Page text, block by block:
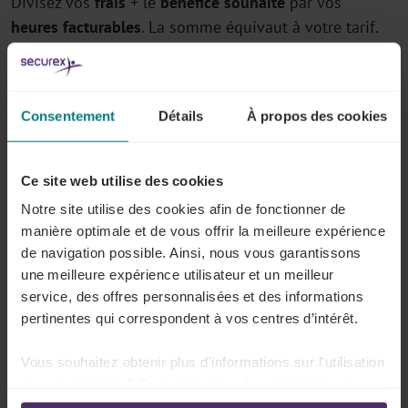
Consentement Détails À propos des cookies
Ce site web utilise des cookies
Notre site utilise des cookies afin de fonctionner de
manière optimale et de vous offrir la meilleure expérience
de navigation possible. Ainsi, nous vous garantissons
une meilleure expérience utilisateur et un meilleur
service, des offres personnalisées et des informations
pertinentes qui correspondent à vos centres d’intérêt.
Vous souhaitez obtenir plus d'informations sur l'utilisation
heures facturables. La somme équivaut à votre tarif.
En général, ne facturez jamais moins de 45 € de
comme freelance en Belgique durablement. Ce
montant vous surprendra peut-être, mais il est dû au
encourez des risques généralement couverts par
l’employeur. Par ex. si vous tombez malade, votre
employeur n’est pas tenu de payer pour cela.